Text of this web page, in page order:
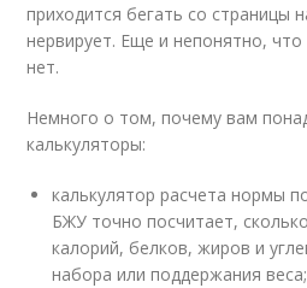
приходится бегать со страницы
нервирует. Еще и непонятно,
нет.
Немного о том, почему вам
калькуляторы:
калькулятор расчета нормы
БЖУ точно посчитает,
калорий, белков, жиров и
набора или поддержания веса;